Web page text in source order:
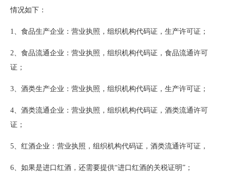
情况如下：
1、食品生产企业：营业执照，组织机构代码证，生产许可证；
2、食品流通企业：营业执照，组织机构代码证，食品流通许可
证；
3、酒类生产企业：营业执照，组织机构代码证，生产许可证；
4、酒类流通企业：营业执照，组织机构代码证，酒类流通许可
证；
5、红酒企业：营业执照，组织机构代码证，酒类流通许可证，
6、如果是进口红酒，还需要提供“进口红酒的关税证明”；